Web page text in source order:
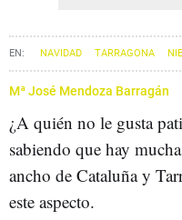
NAVIDAD TARRAGONA
Mª José Mendoza Barragán
¿A quién no le gusta
sabiendo que hay
ancho de Cataluña y
este aspecto.